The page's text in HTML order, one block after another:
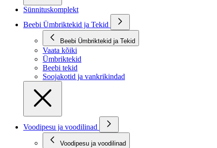
Sünnituskomplekt
Beebi Ümbriktekid ja Tekid
Beebi Ümbriktekid ja Tekid
Vaata kõiki
Ümbriktekid
Beebi tekid
Soojakotid ja vankrikindad
Voodipesu ja voodilinad
Voodipesu ja voodilinad